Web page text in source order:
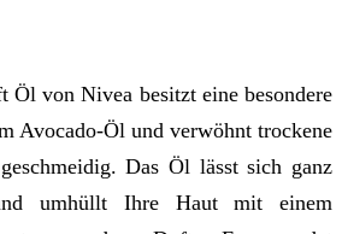
Öl von Nivea besitzt eine besondere
Avocado-Öl und verwöhnt trockene
Das Öl lässt sich ganz
umhüllt Ihre Haut mit einem